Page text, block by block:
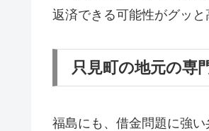
返済できる可能性がグッと
只見町の地元の専
福島にも、借金問題に強